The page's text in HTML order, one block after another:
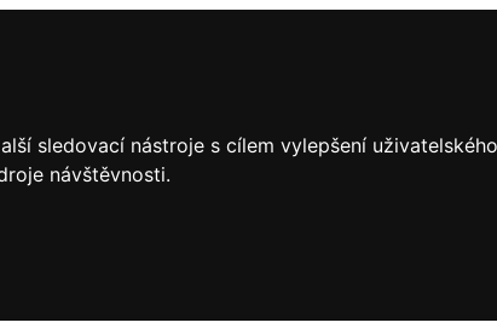
sledovací nástroje s cílem vylepšení
návštěvnosti.